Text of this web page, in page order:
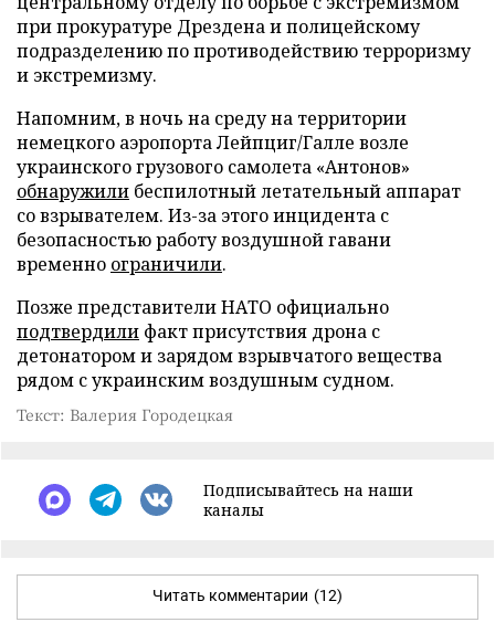
при прокуратуре Дрездена и полицейскому
подразделению по противодействию терроризму
и экстремизму.
Напомним, в ночь на среду на территории
немецкого аэропорта Лейпциг/Галле возле
украинского грузового самолета «Антонов»
обнаружили беспилотный летательный аппарат
со взрывателем. Из-за этого инцидента с
безопасностью работу воздушной гавани
временно ограничили.
Позже представители НАТО официально
подтвердили факт присутствия дрона с
детонатором и зарядом взрывчатого вещества
рядом с украинским воздушным судном.
Текст: Валерия Городецкая
Подписывайтесь на наши
каналы
Читать комментарии (12)